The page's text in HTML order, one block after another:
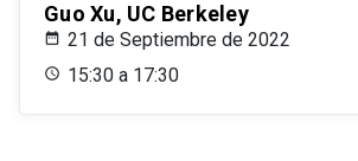
Guo Xu, UC Berkeley
21 de Septiembre de 2022
15:30 a 17:30